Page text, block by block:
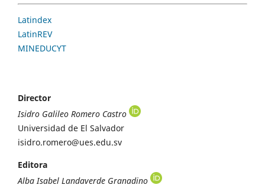
Latindex
LatinREV
MINEDUCYT
Director
Isidro Galileo Romero Castro
Universidad de El Salvador
isidro.romero@ues.edu.sv
Editora
Alba Isabel Landaverde Granadino